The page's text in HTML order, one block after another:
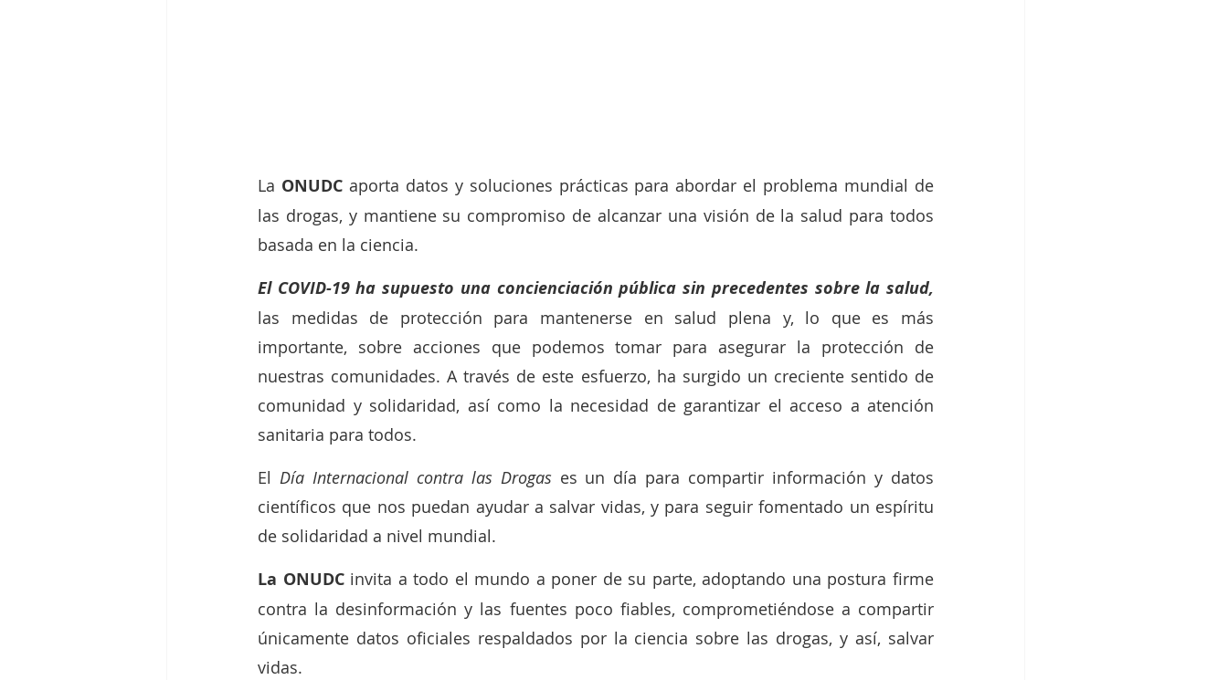
La ONUDC aporta datos y soluciones prácticas para abordar el problema mundial de
las drogas, y mantiene su compromiso de alcanzar una visión de la salud para todos
basada en la ciencia.
El COVID-19 ha supuesto una concienciación pública sin precedentes sobre la salud,
las medidas de protección para mantenerse en salud plena y, lo que es más
importante, sobre acciones que podemos tomar para asegurar la protección de
nuestras comunidades. A través de este esfuerzo, ha surgido un creciente sentido de
comunidad y solidaridad, así como la necesidad de garantizar el acceso a atención
sanitaria para todos.
El Día Internacional contra las Drogas es un día para compartir información y datos
científicos que nos puedan ayudar a salvar vidas, y para seguir fomentado un espíritu
de solidaridad a nivel mundial.
La ONUDC invita a todo el mundo a poner de su parte, adoptando una postura firme
contra la desinformación y las fuentes poco fiables, comprometiéndose a compartir
únicamente datos oficiales respaldados por la ciencia sobre las drogas, y así, salvar
vidas.